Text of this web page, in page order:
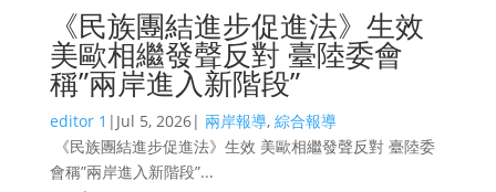
《民族團結進步促進法》生效
美歐相繼發聲反對 臺陸委會
稱”兩岸進入新階段”
editor 1 | Jul 5, 2026| 兩岸報導, 綜合報導
《民族團結進步促進法》生效 美歐相繼發聲反對 臺陸委
會稱”兩岸進入新階段”...